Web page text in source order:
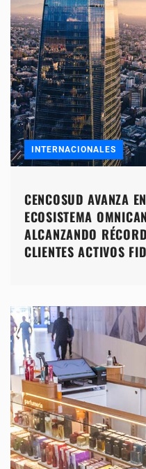
INTERNACIONALES
CENCOSUD AVANZA
ECOSISTEMA
ALCANZANDO
CLIENTES ACTIVOS